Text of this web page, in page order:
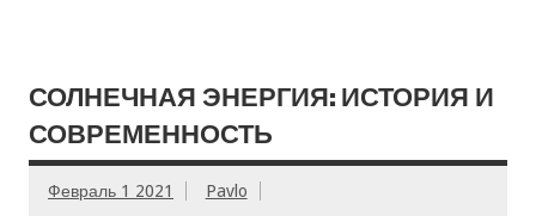
СОЛНЕЧНАЯ ЭНЕРГИЯ: ИСТОРИЯ И
СОВРЕМЕННОСТЬ
Февраль 1 2021 Pavlo